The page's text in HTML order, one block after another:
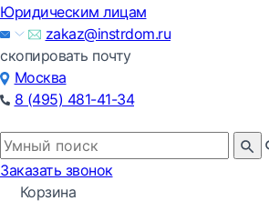
Юридическим лицам
zakaz@instrdom.ru
скопировать почту
Москва
8 (495) 481-41-34
Заказать звонок
Корзина